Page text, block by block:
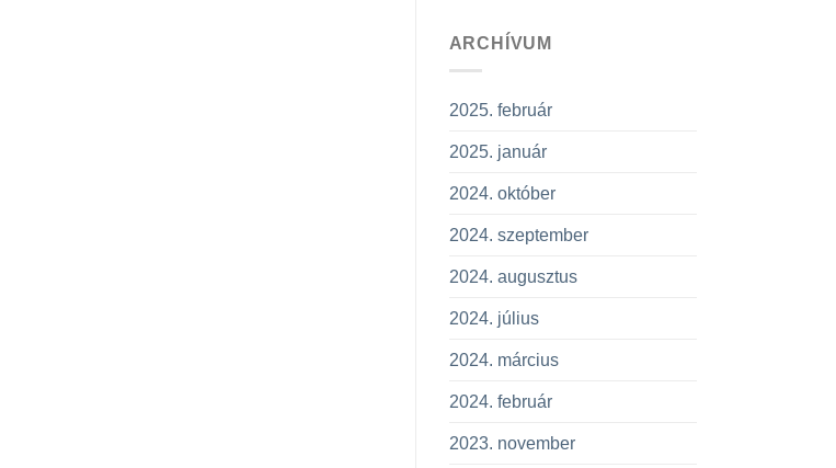
ARCHÍVUM
2025. február
2025. január
2024. október
2024. szeptember
2024. augusztus
2024. július
2024. március
2024. február
2023. november